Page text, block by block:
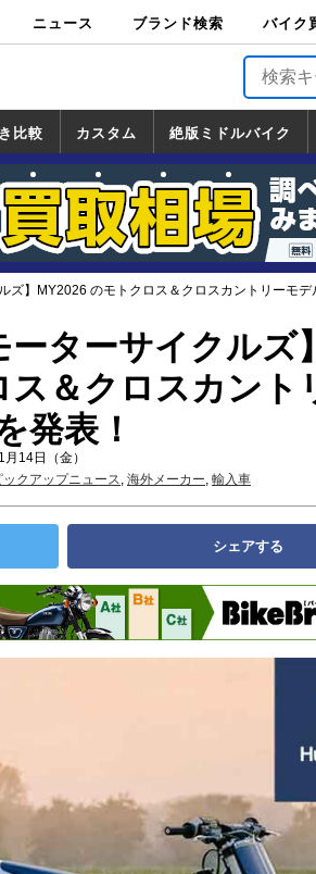
ニュース ブランド検索 バイク
バイク
比較 カスタム
カスタム
一覧
ホンダ
ヤマハ
スズキ
カワサキ
絶版ミドルバイク
絶版ミドルバイク
一覧
ホンダ
ヤマハ
スズキ
カワサキ
道の駅調査隊
ツーリング情報局
日本の道50選
国道めぐり
林道ツーリング
ズ】MY2026 のモトクロス＆クロスカントリーモデ
ターサイクルズ】
＆クロスカント
発表！
14日（金）
ックアップニュース, 海外メーカー, 輸入車
シェアする